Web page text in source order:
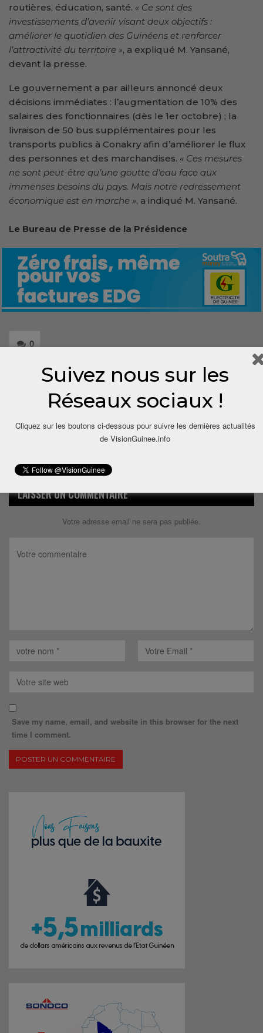
routières, éducation, santé. « Ce sont des
investissements d’avenir visant deux objectifs :
améliorer le quotidien des Guinéens et renforcer
l’attractivité du territoire », a expliqué M. Yansané,
devant la presse.
Le gouvernement a par ailleurs annoncé deux
décisions immédiates : l’augmentation de 10% des
salaires des fonctionnaires (dès le 1er octobre) ; la
livraison de 50 bus supplémentaires pour les
transports publics à Conakry afin d’améliorer le flux
des personnes et des marchandises. « Ces mesures
ne sont peut-être qu’une goutte d’eau face aux
immenses besoins du pays. Mais notre redressement
économique est en marche », a indiqué M. Yansané.
Le Bureau de Presse de la Présidence
0
Share
LAISSER UN COMMENTAIRE
Votre adresse email ne sera pas publiée.
Save my name, email, and website in this browser for the next
time I comment.
Suivez nous sur les
Réseaux sociaux !
Cliquez sur les boutons ci-dessous pour suivre les dernières actualités
de VisionGuinee.info